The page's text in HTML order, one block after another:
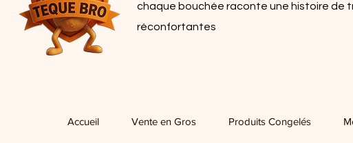
chaque bouchée raconte une histoire de
réconfortantes
Accueil Vente en Gros Produits Congelés